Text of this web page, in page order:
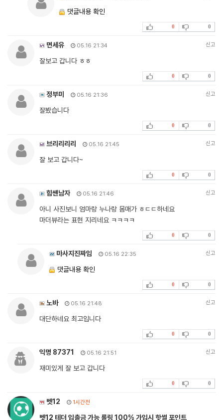
댓글내용 확인
0 0
면세유 05.16 21:34 신고
잘보고 갑니다 ㅎㅎ
0 0
정부미 05.16 21:36 신고
잘봤습니다
0 0
브리리리리 05.16 21:45 신고
잘 보고 갑니다~
0 0
힘쌘남자 05.16 21:46 신고
아니 사진보니 엄마랑 누나랑 몸매가 ㅎㄷㄷ하네요
마더뷰라는 표현 지리네요 ㅋㅋㅋㅋ
0 0
마사지진짜임 05.16 22:35 신고
댓글내용 확인
0 0
노바 05.16 21:48 신고
대단하네요 최고입니다
0 0
익명 87371 05.16 21:51 신고
재미있게 잘 보고 갑니다
0 0
벳12 1시간전
벳12 테더 입출금 가능 롤링 100% 가입시 핫썰 포인트